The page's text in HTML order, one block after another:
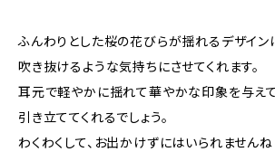
ふんわりとした桜の花びらが揺れるデザイン
吹き抜けるような気持ちにさせてくれます。
耳元で軽やかに揺れて華やかな印象を与えて
引き立ててくれるでしょう。
わくわくして、お出かけずにはいられませんね